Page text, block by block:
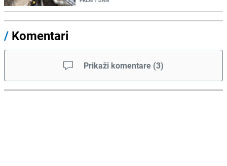
/ Komentari
Prikaži komentare (3)